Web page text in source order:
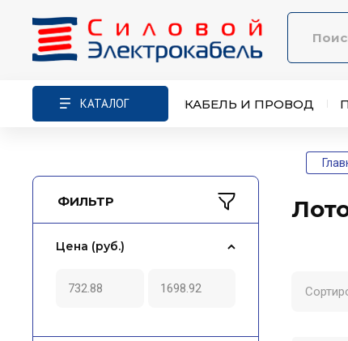
КАТАЛОГ КАБЕЛЬ И ПРОВОД
ФИЛЬТР
Цена (руб.)